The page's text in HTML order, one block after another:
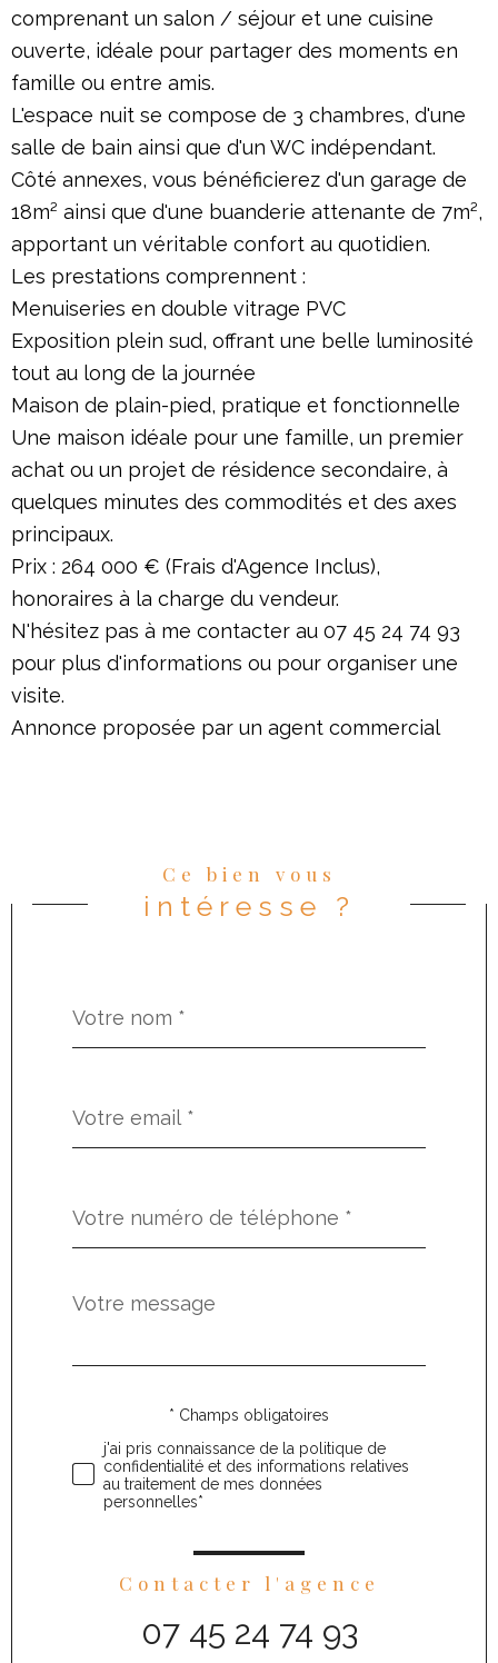
comprenant un salon / séjour et une cuisine
ouverte, idéale pour partager des moments en
famille ou entre amis.
L'espace nuit se compose de 3 chambres, d'une
salle de bain ainsi que d'un WC indépendant.
Côté annexes, vous bénéficierez d'un garage de
18m² ainsi que d'une buanderie attenante de 7m²,
apportant un véritable confort au quotidien.
Les prestations comprennent :
Menuiseries en double vitrage PVC
Exposition plein sud, offrant une belle luminosité
tout au long de la journée
Maison de plain-pied, pratique et fonctionnelle
Une maison idéale pour une famille, un premier
achat ou un projet de résidence secondaire, à
quelques minutes des commodités et des axes
principaux.
Prix : 264 000 € (Frais d'Agence Inclus),
honoraires à la charge du vendeur.
N'hésitez pas à me contacter au 07 45 24 74 93
pour plus d'informations ou pour organiser une
visite.
Annonce proposée par un agent commercial
Ce bien vous
intéresse ?
par
*
*
*
Fieldset
défaut
Message
*
Validation* Champs obligatoires
j'ai pris connaissance de la politique de
confidentialité et des informations relatives
au traitement de mes données
personnelles*
Contacter l'agence
07 45 24 74 93